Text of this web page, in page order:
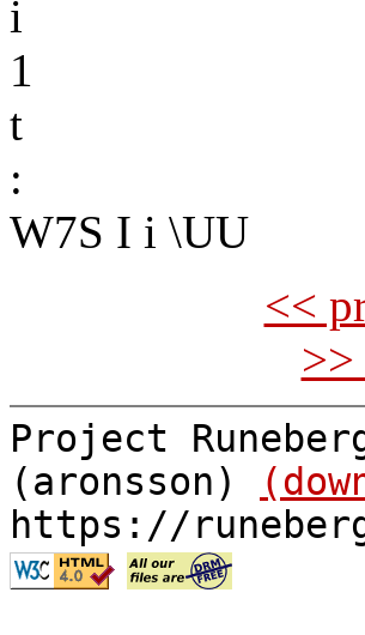
i
1
t
:
W7S I i \UU
<<
>>
Project
(aronsson)
https://